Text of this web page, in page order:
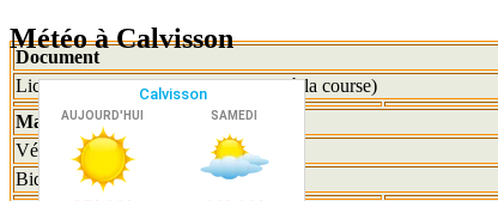
Météo à Calvisson
Document
Licence (Obligatoire pour participer à la course)
Matériel Vélo
Vélo
Bidons